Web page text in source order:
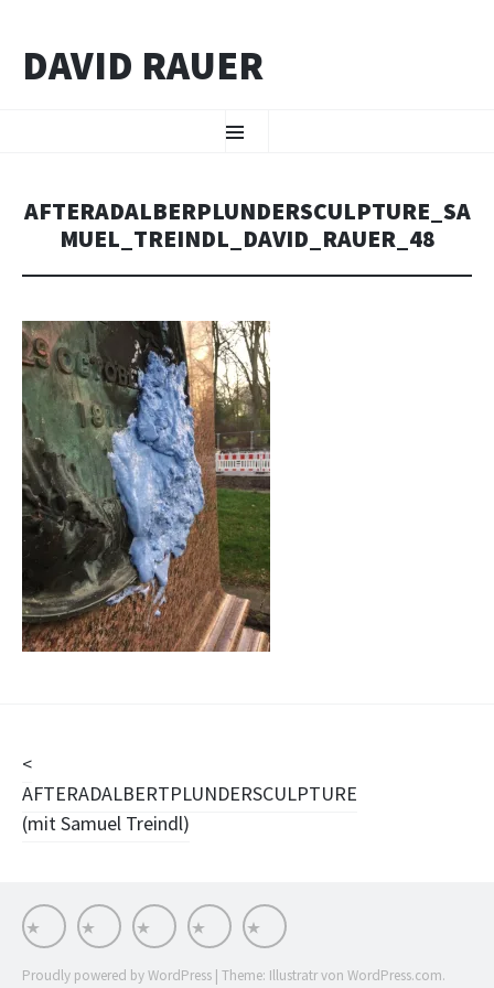
DAVID RAUER
AFTERADALBERPLUNDERSCULPTURE_SA
MUEL_TREINDL_DAVID_RAUER_48
Beitragsnavigation
AFTERADALBERTPLUNDERSCULPTURE
(mit Samuel Treindl)
Works Stationen ImpressumStream INSTA
Proudly powered by WordPress | Theme: Illustratr von WordPress.com.